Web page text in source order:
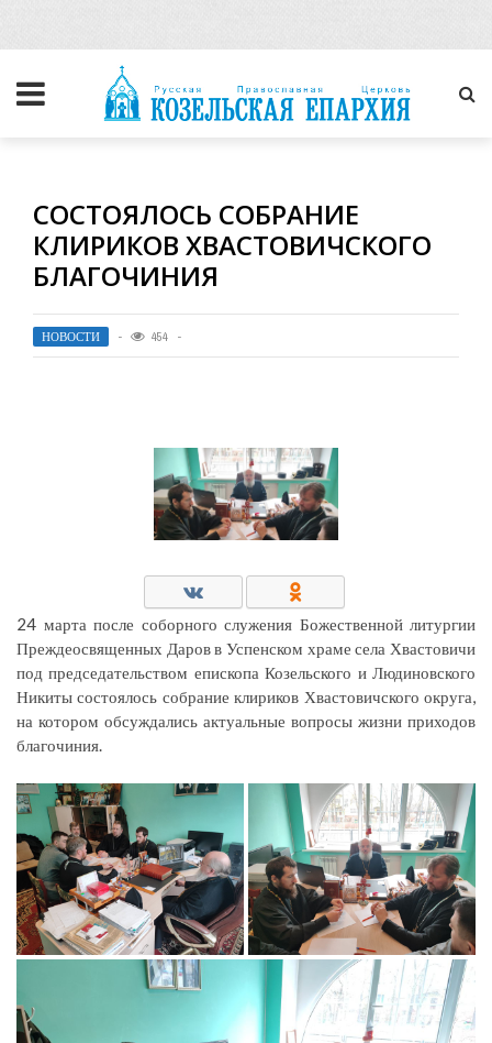
СОСТОЯЛОСЬ СОБРАНИЕ
КЛИРИКОВ ХВАСТОВИЧСКОГО
БЛАГОЧИНИЯ
НОВОСТИ 454
24 марта после соборного служения Божественной литургии
Преждеосвященных Даров в Успенском храме села Хвастовичи
под председательством епископа Козельского и Людиновского
Никиты состоялось собрание клириков Хвастовичского округа,
на котором обсуждались актуальные вопросы жизни приходов
благочиния.